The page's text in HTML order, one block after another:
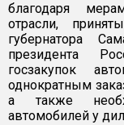
благодаря
отрасли,
губернатора
президента
госзакупок
однократным
а также
автомобилей у